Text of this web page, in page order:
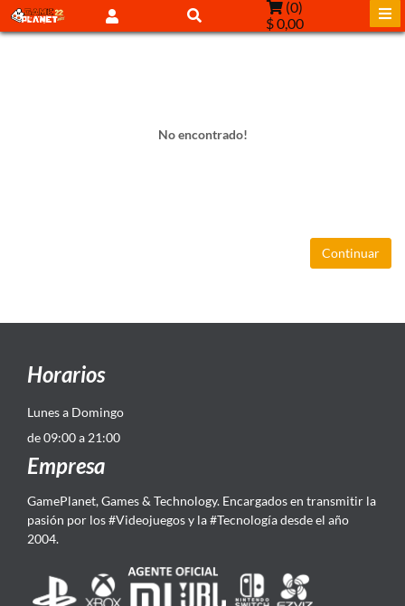
(0)
$ 0,00
No encontrado!
Continuar
Horarios
Lunes a Domingo
de 09:00 a 21:00
Empresa
GamePlanet, Games & Technology. Encargados en transmitir la
pasión por los #Videojuegos y la #Tecnología desde el año
2004.